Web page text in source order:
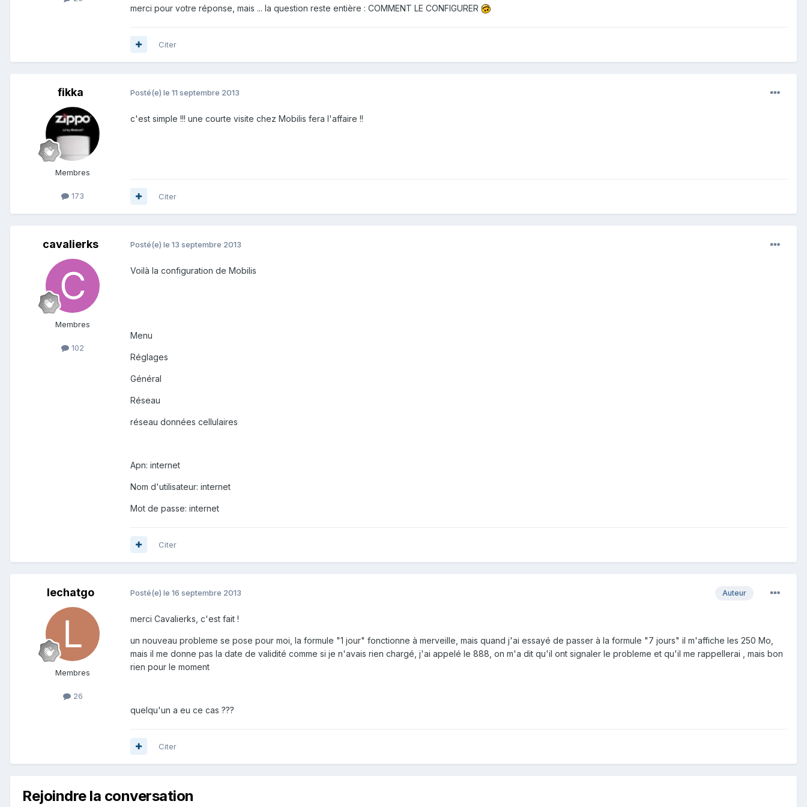
merci pour votre réponse, mais ... la question reste entière : COMMENT LE CONFIGURER
Citer
fikka
Membres
173
Posté(e) le 11 septembre 2013
c'est simple !!! une courte visite chez Mobilis fera l'affaire !!
Citer
cavalierks
Membres
102
Posté(e) le 13 septembre 2013
Voilà la configuration de Mobilis
Menu
Réglages
Général
Réseau
réseau données cellulaires
Apn: internet
Nom d'utilisateur: internet
Mot de passe: internet
Citer
lechatgo
Membres
26
Auteur
Posté(e) le 16 septembre 2013
merci Cavalierks, c'est fait !
un nouveau probleme se pose pour moi, la formule "1 jour" fonctionne à merveille, mais quand j'ai essayé de passer à la formule "7 jours" il m'affiche les 250 Mo,
mais il me donne pas la date de validité comme si je n'avais rien chargé, j'ai appelé le 888, on m'a dit qu'il ont signaler le probleme et qu'il me rappellerai , mais bon
rien pour le moment
quelqu'un a eu ce cas ???
Citer
Rejoindre la conversation